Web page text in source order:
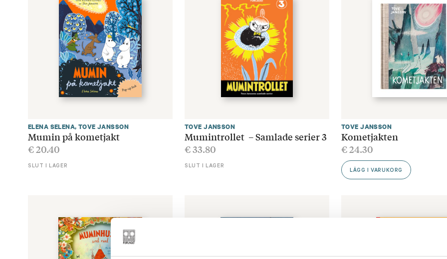
ELENA SELENA, TOVE JANSSON
Mumin på kometjakt
€20.40
SLUT I LAGER
TOVE JANSSON
Mumintrollet – Samlade serier 3
€33.80
SLUT I LAGER
TOVE JANSSON
Kometjakten
€24.30
LÄGG I VARUKORG